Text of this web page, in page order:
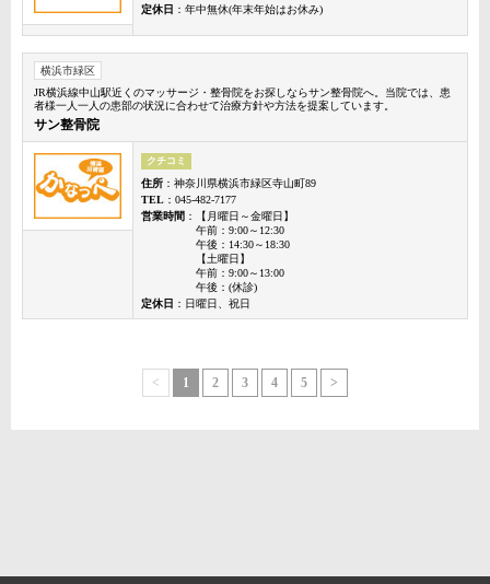
定休日 ：年中無休(年末年始はお休み)
横浜市緑区
JR横浜線中山駅近くのマッサージ・整骨院をお探しならサン整骨院へ。当院では、患
者様一人一人の患部の状況に合わせて治療方針や方法を提案しています。
サン整骨院
クチコミ
住所 ：神奈川県横浜市緑区寺山町89
TEL ：045-482-7177
営業時間 ：【月曜日～金曜日】
午前：9:00～12:30
午後：14:30～18:30
【土曜日】
午前：9:00～13:00
午後：(休診)
定休日 ：日曜日、祝日
< 1 2 3 4 5 >